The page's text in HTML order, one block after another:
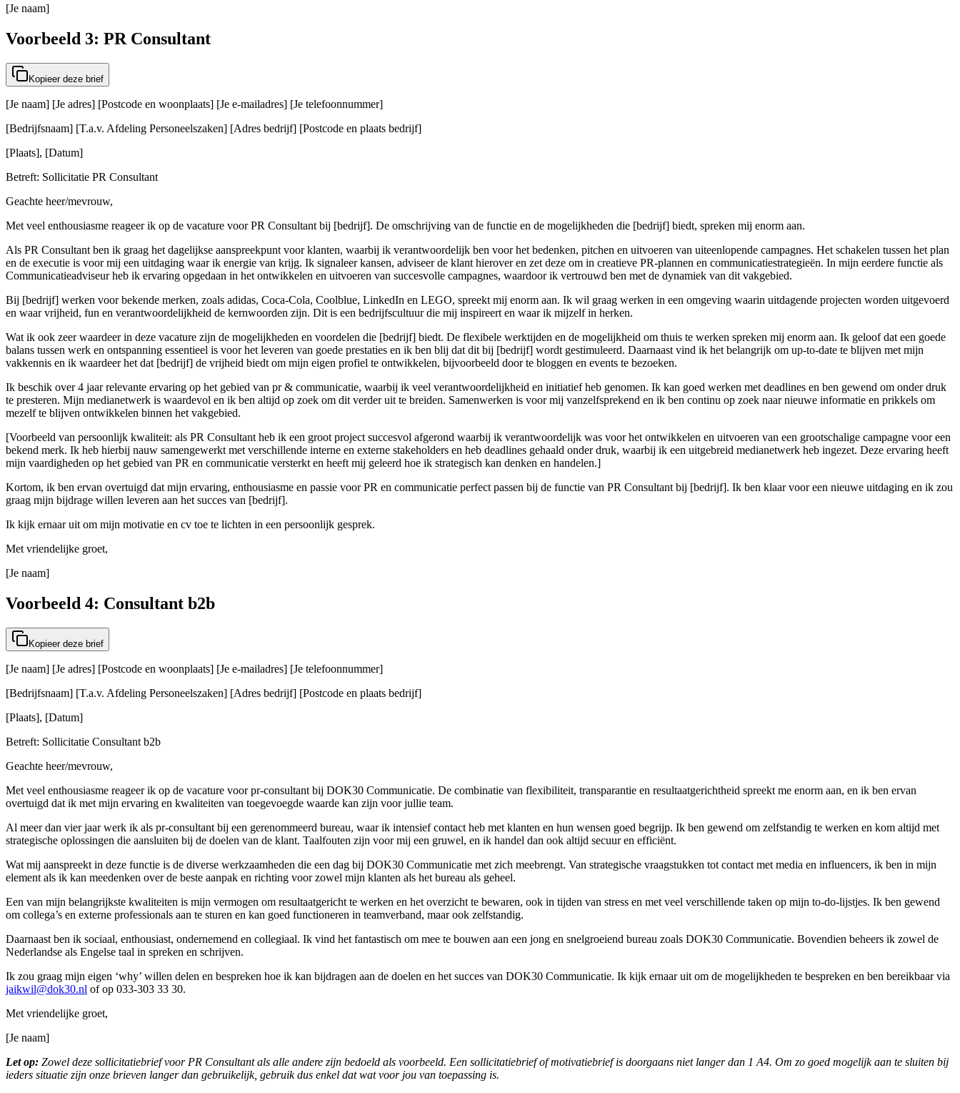
[Je naam]
Voorbeeld 3: PR Consultant
Kopieer deze brief
[Je naam] [Je adres] [Postcode en woonplaats] [Je e-mailadres] [Je telefoonnummer]
[Bedrijfsnaam] [T.a.v. Afdeling Personeelszaken] [Adres bedrijf] [Postcode en plaats bedrijf]
[Plaats], [Datum]
Betreft: Sollicitatie PR Consultant
Geachte heer/mevrouw,
Met veel enthousiasme reageer ik op de vacature voor PR Consultant bij [bedrijf]. De omschrijving van de functie en de mogelijkheden die [bedrijf] biedt, spreken mij enorm aan.
Als PR Consultant ben ik graag het dagelijkse aanspreekpunt voor klanten, waarbij ik verantwoordelijk ben voor het bedenken, pitchen en uitvoeren van uiteenlopende campagnes. Het schakelen tussen het plan
en de executie is voor mij een uitdaging waar ik energie van krijg. Ik signaleer kansen, adviseer de klant hierover en zet deze om in creatieve PR-plannen en communicatiestrategieën. In mijn eerdere functie als
Communicatieadviseur heb ik ervaring opgedaan in het ontwikkelen en uitvoeren van succesvolle campagnes, waardoor ik vertrouwd ben met de dynamiek van dit vakgebied.
Bij [bedrijf] werken voor bekende merken, zoals adidas, Coca-Cola, Coolblue, LinkedIn en LEGO, spreekt mij enorm aan. Ik wil graag werken in een omgeving waarin uitdagende projecten worden uitgevoerd
en waar vrijheid, fun en verantwoordelijkheid de kernwoorden zijn. Dit is een bedrijfscultuur die mij inspireert en waar ik mijzelf in herken.
Wat ik ook zeer waardeer in deze vacature zijn de mogelijkheden en voordelen die [bedrijf] biedt. De flexibele werktijden en de mogelijkheid om thuis te werken spreken mij enorm aan. Ik geloof dat een goede
balans tussen werk en ontspanning essentieel is voor het leveren van goede prestaties en ik ben blij dat dit bij [bedrijf] wordt gestimuleerd. Daarnaast vind ik het belangrijk om up-to-date te blijven met mijn
vakkennis en ik waardeer het dat [bedrijf] de vrijheid biedt om mijn eigen profiel te ontwikkelen, bijvoorbeeld door te bloggen en events te bezoeken.
Ik beschik over 4 jaar relevante ervaring op het gebied van pr & communicatie, waarbij ik veel verantwoordelijkheid en initiatief heb genomen. Ik kan goed werken met deadlines en ben gewend om onder druk
te presteren. Mijn medianetwerk is waardevol en ik ben altijd op zoek om dit verder uit te breiden. Samenwerken is voor mij vanzelfsprekend en ik ben continu op zoek naar nieuwe informatie en prikkels om
mezelf te blijven ontwikkelen binnen het vakgebied.
[Voorbeeld van persoonlijk kwaliteit: als PR Consultant heb ik een groot project succesvol afgerond waarbij ik verantwoordelijk was voor het ontwikkelen en uitvoeren van een grootschalige campagne voor een
bekend merk. Ik heb hierbij nauw samengewerkt met verschillende interne en externe stakeholders en heb deadlines gehaald onder druk, waarbij ik een uitgebreid medianetwerk heb ingezet. Deze ervaring heeft
mijn vaardigheden op het gebied van PR en communicatie versterkt en heeft mij geleerd hoe ik strategisch kan denken en handelen.]
Kortom, ik ben ervan overtuigd dat mijn ervaring, enthousiasme en passie voor PR en communicatie perfect passen bij de functie van PR Consultant bij [bedrijf]. Ik ben klaar voor een nieuwe uitdaging en ik zou
graag mijn bijdrage willen leveren aan het succes van [bedrijf].
Ik kijk ernaar uit om mijn motivatie en cv toe te lichten in een persoonlijk gesprek.
Met vriendelijke groet,
[Je naam]
Voorbeeld 4: Consultant b2b
Kopieer deze brief
[Je naam] [Je adres] [Postcode en woonplaats] [Je e-mailadres] [Je telefoonnummer]
[Bedrijfsnaam] [T.a.v. Afdeling Personeelszaken] [Adres bedrijf] [Postcode en plaats bedrijf]
[Plaats], [Datum]
Betreft: Sollicitatie Consultant b2b
Geachte heer/mevrouw,
Met veel enthousiasme reageer ik op de vacature voor pr-consultant bij DOK30 Communicatie. De combinatie van flexibiliteit, transparantie en resultaatgerichtheid spreekt me enorm aan, en ik ben ervan
overtuigd dat ik met mijn ervaring en kwaliteiten van toegevoegde waarde kan zijn voor jullie team.
Al meer dan vier jaar werk ik als pr-consultant bij een gerenommeerd bureau, waar ik intensief contact heb met klanten en hun wensen goed begrijp. Ik ben gewend om zelfstandig te werken en kom altijd met
strategische oplossingen die aansluiten bij de doelen van de klant. Taalfouten zijn voor mij een gruwel, en ik handel dan ook altijd secuur en efficiënt.
Wat mij aanspreekt in deze functie is de diverse werkzaamheden die een dag bij DOK30 Communicatie met zich meebrengt. Van strategische vraagstukken tot contact met media en influencers, ik ben in mijn
element als ik kan meedenken over de beste aanpak en richting voor zowel mijn klanten als het bureau als geheel.
Een van mijn belangrijkste kwaliteiten is mijn vermogen om resultaatgericht te werken en het overzicht te bewaren, ook in tijden van stress en met veel verschillende taken op mijn to-do-lijstjes. Ik ben gewend
om collega’s en externe professionals aan te sturen en kan goed functioneren in teamverband, maar ook zelfstandig.
Daarnaast ben ik sociaal, enthousiast, ondernemend en collegiaal. Ik vind het fantastisch om mee te bouwen aan een jong en snelgroeiend bureau zoals DOK30 Communicatie. Bovendien beheers ik zowel de
Nederlandse als Engelse taal in spreken en schrijven.
Ik zou graag mijn eigen ‘why’ willen delen en bespreken hoe ik kan bijdragen aan de doelen en het succes van DOK30 Communicatie. Ik kijk ernaar uit om de mogelijkheden te bespreken en ben bereikbaar via
jaikwil@dok30.nl of op 033-303 33 30.
Met vriendelijke groet,
[Je naam]
Let op: Zowel deze sollicitatiebrief voor PR Consultant als alle andere zijn bedoeld als voorbeeld. Een sollicitatiebrief of motivatiebrief is doorgaans niet langer dan 1 A4. Om zo goed mogelijk aan te sluiten bij
ieders situatie zijn onze brieven langer dan gebruikelijk, gebruik dus enkel dat wat voor jou van toepassing is.